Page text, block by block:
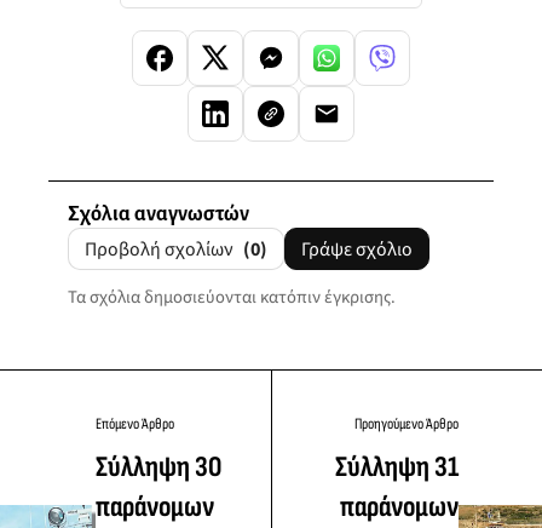
Σχόλια αναγνωστών
Προβολή σχολίων (0) Γράψε σχόλιο
Τα σχόλια δημοσιεύονται κατόπιν έγκρισης.
Επόμενο Άρθρο
Σύλληψη 30
παράνομων
Προηγούμενο Άρθρο
Σύλληψη 31
παράνομων